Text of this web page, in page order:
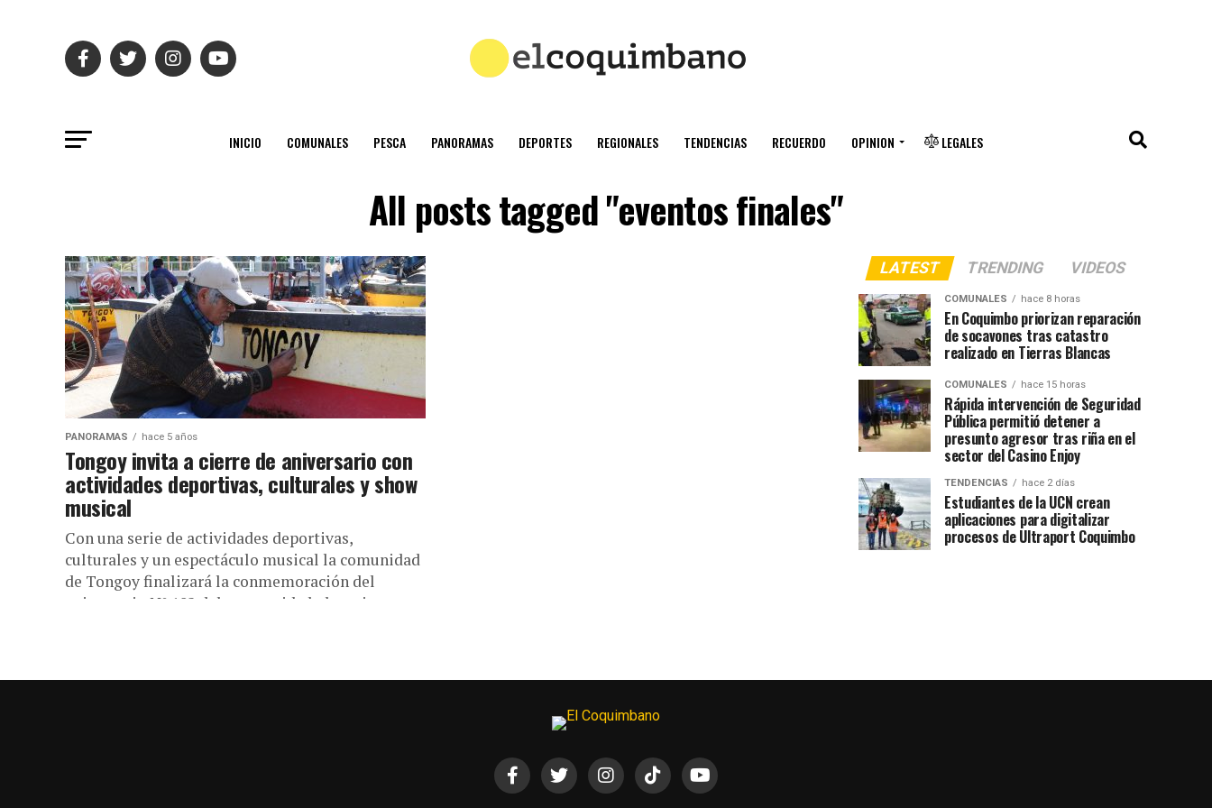
INICIO COMUNALES PESCA PANORAMAS DEPORTES REGIONALES TENDENCIAS RECUERDO OPINION LEGALES
All posts tagged "eventos finales"
PANORAMAS hace 5 años
Tongoy invita a cierre de aniversario con
actividades deportivas, culturales y show
musical
Con una serie de actividades deportivas,
culturales y un espectáculo musical la comunidad
de Tongoy finalizará la conmemoración del
aniversario N° 182 del reconocido balneario
LATEST TRENDING VIDEOS
COMUNALES hace 8 horas
En Coquimbo priorizan reparación
de socavones tras catastro
realizado en Tierras Blancas
COMUNALES hace 15 horas
Rápida intervención de Seguridad
Pública permitió detener a
presunto agresor tras riña en el
sector del Casino Enjoy
TENDENCIAS hace 2 días
Estudiantes de la UCN crean
aplicaciones para digitalizar
procesos de Ultraport Coquimbo